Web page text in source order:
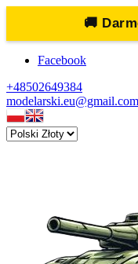
🚚
Facebook
+48502649384
modelarski.eu@gmail.com